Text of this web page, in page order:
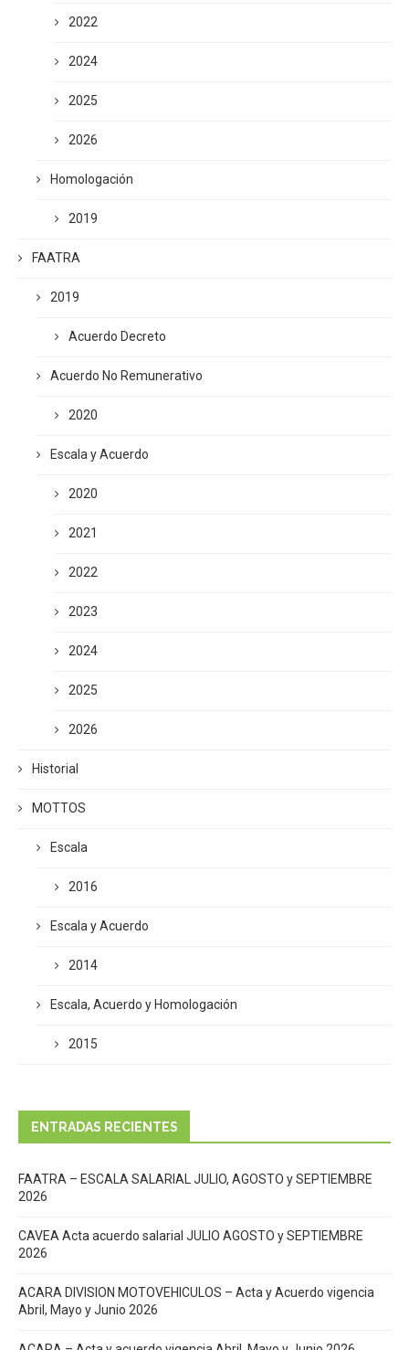
2022
2024
2025
2026
Homologación
2019
FAATRA
2019
Acuerdo Decreto
Acuerdo No Remunerativo
2020
Escala y Acuerdo
2020
2021
2022
2023
2024
2025
2026
Historial
MOTTOS
Escala
2016
Escala y Acuerdo
2014
Escala, Acuerdo y Homologación
2015
ENTRADAS RECIENTES
FAATRA – ESCALA SALARIAL JULIO, AGOSTO y SEPTIEMBRE
2026
CAVEA Acta acuerdo salarial JULIO AGOSTO y SEPTIEMBRE
2026
ACARA DIVISION MOTOVEHICULOS – Acta y Acuerdo vigencia
Abril, Mayo y Junio 2026